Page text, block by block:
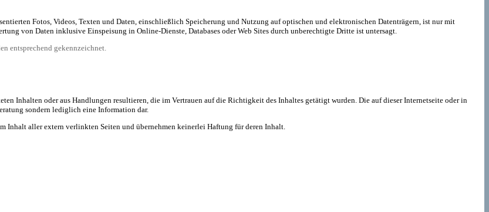
Fotos, Videos, Texten und Daten, einschließlich Speicherung und Nutzung auf optischen und elektronischen Datenträgern, ist nur mit
von Daten inklusive Einspeisung in Online-Dienste, Databases oder Web Sites durch unberechtigte Dritte ist untersagt.
entsprechend gekennzeichnet.
Inhalten oder aus Handlungen resultieren, die im Vertrauen auf die Richtigkeit des Inhaltes getätigt wurden. Die auf dieser Internetseite oder in
sondern lediglich eine Information dar.
aller extern verlinkten Seiten und übernehmen keinerlei Haftung für deren Inhalt.